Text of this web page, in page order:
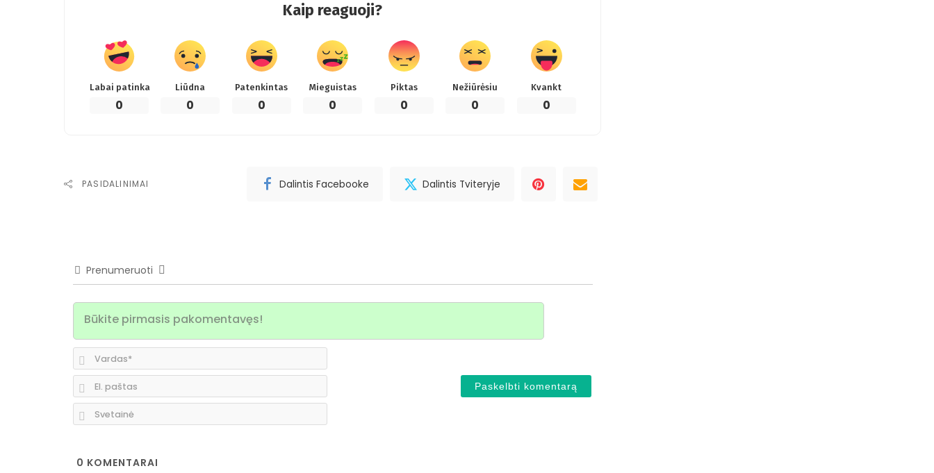
Kaip reaguoji?
Labai patinka
0
Liūdna
0
Patenkintas
0
Mieguistas
0
Piktas
0
Nežiūrėsiu
0
Kvankt
0
PASIDALINIMAI Dalintis Facebooke Dalintis Tviteryje
Prenumeruoti
paštas
0 KOMENTARAI